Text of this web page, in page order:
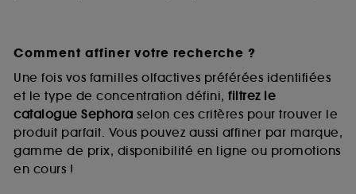
Comment affiner votre recherche ?
Une fois vos familles olfactives préférées identifiées
et le type de concentration défini, filtrez le
catalogue Sephora selon ces critères pour trouver le
produit parfait. Vous pouvez aussi affiner par marque,
gamme de prix, disponibilité en ligne ou promotions
en cours !